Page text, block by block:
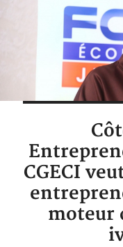
CGECI
moteur